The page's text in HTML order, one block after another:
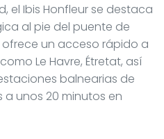
el Ibis Honfleur se destaca
al pie del puente de
un acceso rápido a
Le Havre, Étretat, así
balnearias de
a unos 20 minutos en